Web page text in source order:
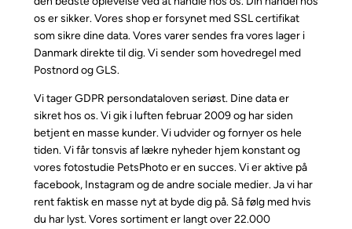
os er sikker. Vores shop er forsynet med SSL certifikat
som sikre dine data. Vores varer sendes fra vores lager i
Danmark direkte til dig. Vi sender som hovedregel med
Postnord og GLS.
Vi tager GDPR persondataloven seriøst. Dine data er
sikret hos os. Vi gik i luften februar 2009 og har siden
betjent en masse kunder. Vi udvider og fornyer os hele
tiden. Vi får tonsvis af lækre nyheder hjem konstant og
vores fotostudie PetsPhoto er en succes. Vi er aktive på
facebook, Instagram og de andre sociale medier. Ja vi har
rent faktisk en masse nyt at byde dig på. Så følg med hvis
du har lyst. Vores sortiment er langt over 22.000